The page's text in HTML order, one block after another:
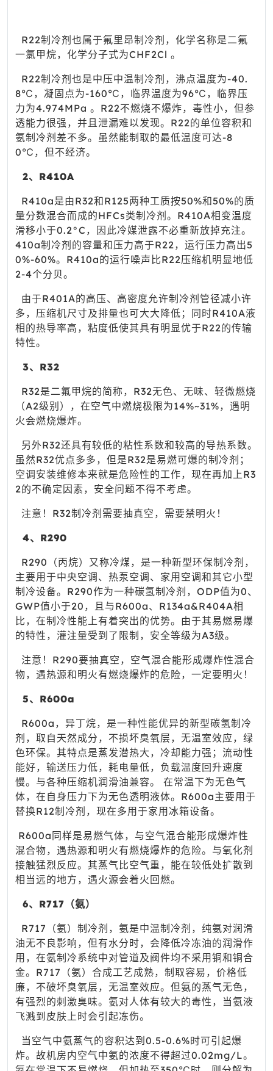
R22制冷剂也属于氟里昂制冷剂，化学名称是二氟
一氯甲烷，化学分子式为CHF2Cl 。
R22制冷剂也是中压中温制冷剂，沸点温度为-40.
8℃，凝固点为-160℃，临界温度为96℃，临界压
力为4.974MPa 。R22不燃烧不爆炸，毒性小，但参
透能力很强，并且泄漏难以发现。R22的单位容积和
氨制冷剂差不多。虽然能制取的最低温度可达-8
0℃，但不经济。
2、R410A
R410a是由R32和R125两种工质按50%和50%的质
量分数混合而成的HFCs类制冷剂。R410A相变温度
滑移小于0.2°C，因此冷媒泄露不必重新放掉充注。
410a制冷剂的容量和压力高于R22，运行压力高出5
0%-60%。R410a的运行噪声比R22压缩机明显地低
2-4个分贝。
由于R401A的高压、高密度允许制冷剂管径减小许
多，压缩机尺寸及排量也可大大降低；同时R410A液
相的热导率高，粘度低使其具有明显优于R22的传输
特性。
3、R32
R32是二氟甲烷的简称，R32无色、无味、轻微燃烧
（A2级别），在空气中燃烧极限为14%~31%，遇明
火会燃烧爆炸。
另外R32还具有较低的粘性系数和较高的导热系数。
虽然R32优点多多，但是R32是易燃可爆的制冷剂；
空调安装维修本来就是危险性的工作，现在再加上R3
2的不确定因素，安全问题不得不考虑。
注意！R32制冷剂需要抽真空，需要禁明火！
4、R290
R290（丙烷）又称冷煤，是一种新型环保制冷剂，
主要用于中央空调、热泵空调、家用空调和其它小型
制冷设备。R290作为一种碳氢制冷剂，ODP值为0、
GWP值小于20，且与R600a、R134a&R404A相
比，在制冷性能上有着突出的优势。由于其易燃易爆
的特性，灌注量受到了限制，安全等级为A3级。
注意！R290要抽真空，空气混合能形成爆炸性混合
物，遇热源和明火有燃烧爆炸的危险，一定要明火！
5、R600a
R600a，异丁烷，是一种性能优异的新型碳氢制冷
剂，取自天然成分，不损坏臭氧层，无温室效应，绿
色环保。其特点是蒸发潜热大，冷却能力强；流动性
能好，输送压力低，耗电量低，负载温度回升速度
慢。与各种压缩机润滑油兼容。 在常温下为无色气
体，在自身压力下为无色透明液体。R600a主要用于
替换R12制冷剂，现在多用于家用冰箱设备。
R600a同样是易燃气体，与空气混合能形成爆炸性
混合物，遇热源和明火有燃烧爆炸的危险。与氧化剂
接触猛烈反应。其蒸气比空气重，能在较低处扩散到
相当远的地方，遇火源会着火回燃。
6、R717（氨）
R717（氨）制冷剂，氨是中温制冷剂，纯氨对润滑
油无不良影响，但有水分时，会降低冷冻油的润滑作
用，在氨制冷系统中对管道及阀件均不采用铜和铜合
金。R717（氨）合成工艺成熟，制取容易，价格低
廉，不破坏臭氧层，无温室效应。但氨的蒸气无色，
有强烈的刺激臭味。氨对人体有较大的毒性，当氨液
飞溅到皮肤上时会引起冻伤。
当空气中氨蒸气的容积达到0.5-0.6%时可引起爆
炸。故机房内空气中氨的浓度不得超过0.02mg/L。